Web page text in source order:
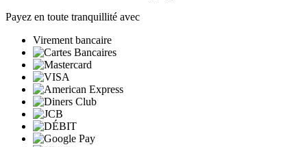
Payez en toute tranquillité avec
Virement bancaire